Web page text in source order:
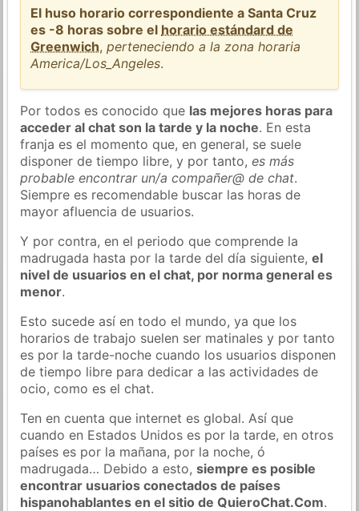
El huso horario correspondiente a Santa Cruz
es -8 horas sobre el horario estándard de
Greenwich,perteneciendo a la zona horaria
America/Los_Angeles.
Por todos es conocido que las mejores horas para
acceder al chat son la tarde y la noche. En esta
franja es el momento que, en general, se suele
disponer de tiempo libre, y por tanto,es más
probable encontrar un/a compañer@ de chat.
Siempre es recomendable buscar las horas de
mayor afluencia de usuarios.
Y por contra, en el periodo que comprende la
madrugada hasta por la tarde del día siguiente,el
nivel de usuarios en el chat, por norma general es
menor.
Esto sucede así en todo el mundo, ya que los
horarios de trabajo suelen ser matinales y por tanto
es por la tarde-noche cuando los usuarios disponen
de tiempo libre para dedicar a las actividades de
ocio, como es el chat.
Ten en cuenta que internet es global. Así que
cuando en Estados Unidos es por la tarde, en otros
países es por la mañana, por la noche, ó
madrugada… Debido a esto,siempre es posible
encontrar usuarios conectados de países
hispanohablantes en el sitio de QuieroChat.Com.